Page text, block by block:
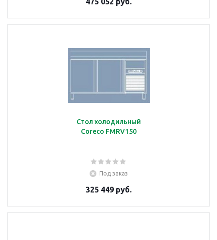
Стол холодильный
Coreco FMRV150
Под заказ
325 449 руб.